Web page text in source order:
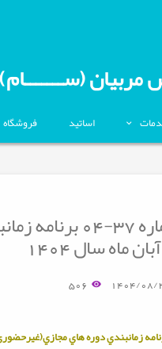
(ســـــــام)
اساتید فروشگاه
اطلاعیه
1404/08/
506
زمانبندي دوره هاي